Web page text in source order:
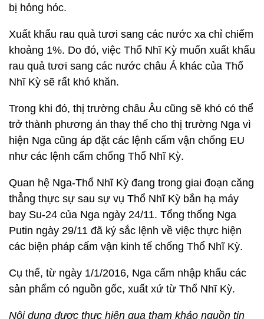
bị hỏng hóc.
Xuất khẩu rau quả tươi sang các nước xa chỉ chiếm
khoảng 1%. Do đó, việc Thổ Nhĩ Kỳ muốn xuất khẩu
rau quả tươi sang các nước châu Á khác của Thổ
Nhĩ Kỳ sẽ rất khó khăn.
Trong khi đó, thị trường châu Âu cũng sẽ khó có thể
trở thành phương án thay thế cho thị trường Nga vì
hiện Nga cũng áp đặt các lệnh cấm vận chống EU
như các lệnh cấm chống Thổ Nhĩ Kỳ.
Quan hệ Nga-Thổ Nhĩ Kỳ đang trong giai đoạn căng
thẳng thực sự sau sự vụ Thổ Nhĩ Kỳ bắn hạ máy
bay Su-24 của Nga ngày 24/11. Tổng thống Nga
Putin ngày 29/11 đã ký sắc lệnh về việc thực hiện
các biện pháp cấm vận kinh tế chống Thổ Nhĩ Kỳ.
Cụ thể, từ ngày 1/1/2016, Nga cấm nhập khẩu các
sản phẩm có nguồn gốc, xuất xứ từ Thổ Nhĩ Kỳ.
Nội dung được thực hiện qua tham khảo nguồn tin